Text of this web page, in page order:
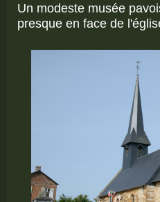
Un modeste musée
presque en face de